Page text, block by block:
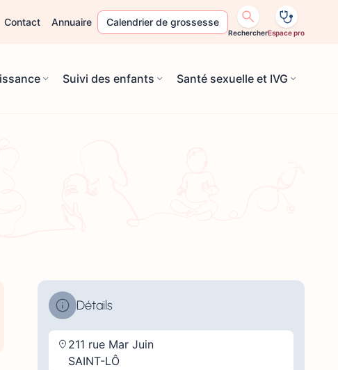
Contact Annuaire Calendrier de grossesse
RechercherEspace pro
Suivi des enfants Santé sexuelle et IVG
Détails
211 rue Mar Juin
SAINT-LÔ